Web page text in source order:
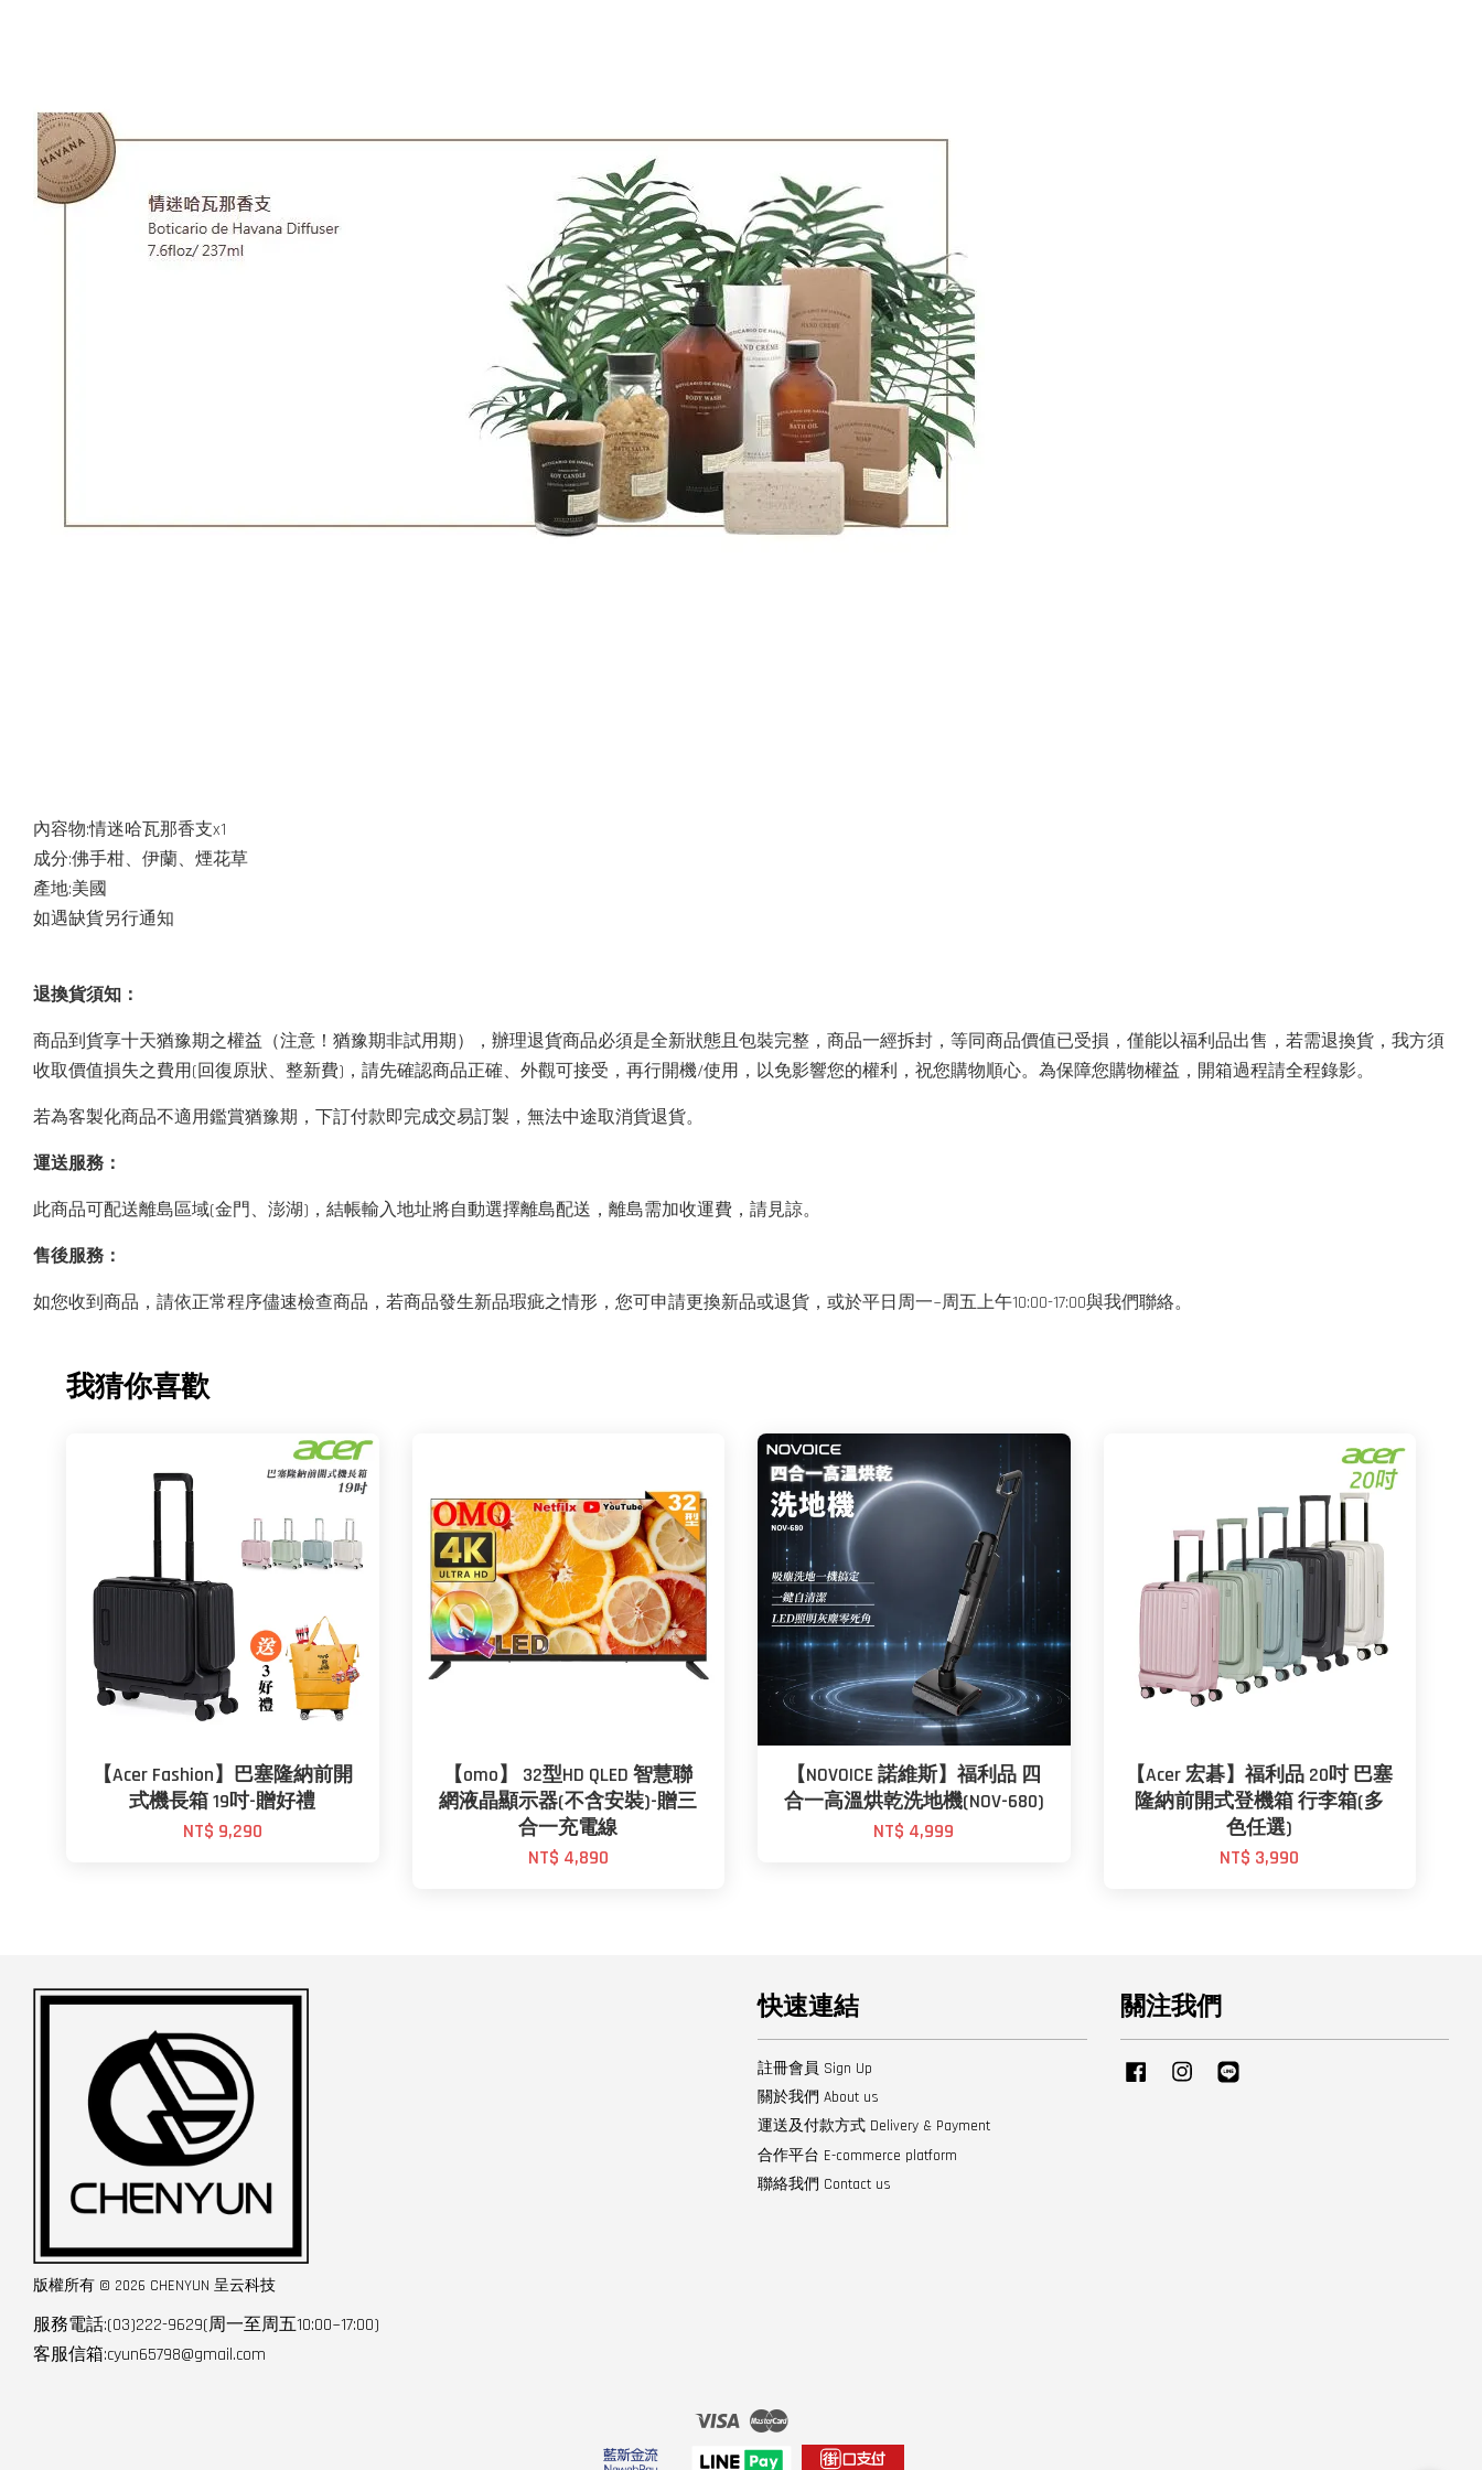
內容物:情迷哈瓦那香支x1
成分:佛手柑、伊蘭、煙花草
產地:美國
如遇缺貨另行通知
退換貨須知：
商品到貨享十天猶豫期之權益（注意！猶豫期非試用期），辦理退貨商品必須是全新狀態且包裝完整，商品一經拆封，等同商品價值已受損，僅能以福利品出售，若需退換貨，我方須
收取價值損失之費用(回復原狀、整新費)，請先確認商品正確、外觀可接受，再行開機/使用，以免影響您的權利，祝您購物順心。為保障您購物權益，開箱過程請全程錄影。
若為客製化商品不適用鑑賞猶豫期，下訂付款即完成交易訂製，無法中途取消貨退貨。
運送服務：
此商品可配送離島區域(金門、澎湖)，結帳輸入地址將自動選擇離島配送，離島需加收運費，請見諒。
售後服務：
如您收到商品，請依正常程序儘速檢查商品，若商品發生新品瑕疵之情形，您可申請更換新品或退貨，或於平日周一~周五上午10:00-17:00與我們聯絡。
我猜你喜歡
【Acer Fashion】巴塞隆納前開
式機長箱 19吋-贈好禮
NT$ 9,290
【omo】 32型HD QLED 智慧聯
網液晶顯示器(不含安裝)-贈三
合一充電線
NT$ 4,890
【NOVOICE 諾維斯】福利品 四
合一高溫烘乾洗地機(NOV-680)
NT$ 4,999
【Acer 宏碁】福利品 20吋 巴塞
隆納前開式登機箱 行李箱(多
色任選)
NT$ 3,990
版權所有 © 2026 CHENYUN 呈云科技
服務電話:(03)222-9629(周一至周五10:00~17:00)
客服信箱:cyun65798@gmail.com
快速連結
註冊會員 Sign Up
關於我們 About us
運送及付款方式 Delivery & Payment
合作平台 E-commerce platform
聯絡我們 Contact us
關注我們
Facebook Instagram
Visa Master